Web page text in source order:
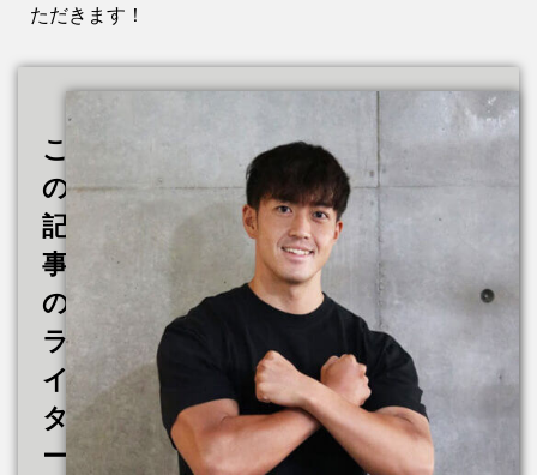
ただきます！
こ
の
記
事
の
ラ
イ
タ
ー